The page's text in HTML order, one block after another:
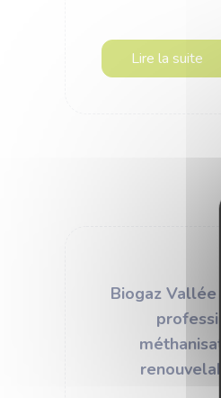
Lire la suite
Biogaz